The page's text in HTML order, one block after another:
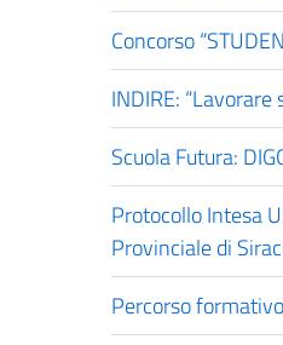
Concorso
INDIRE:
Scuola Futura:
Protocollo Intesa
Provinciale di
Percorso